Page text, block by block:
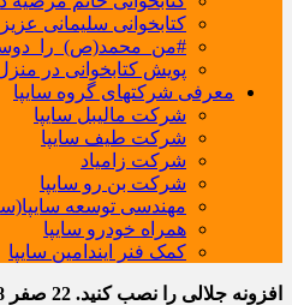
کتابخوانی سلیمانی عزیز
پویش کتابخوانی در
معرفی شرکتهای گروه سایپا
شرکت مالیبل سایپا
شرکت طیف سایپا
شرکت زامیاد
شرکت بن رو سایپا
مهندسی توسعه
همراه خودرو سایپا
کمک فنر ایندامین سایپا
افزونه جلالی را نصب کنید. 22 صفر 1448